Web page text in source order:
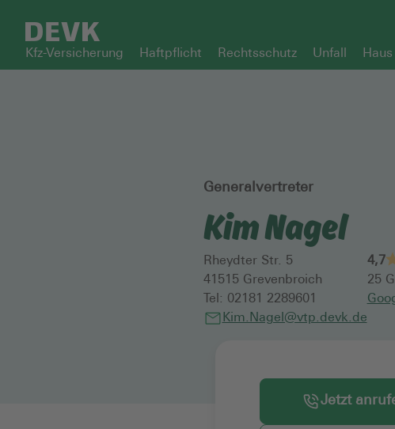
Kfz-Versicherung
Haftpflicht Rechtsschutz Unfall
Generalvertreter
Kim Nagel
Rheydter Str. 5
41515 Grevenbroich
Tel: 02181 2289601
Kim.Nagel@vtp.devk.de
4,7
25
Jetzt